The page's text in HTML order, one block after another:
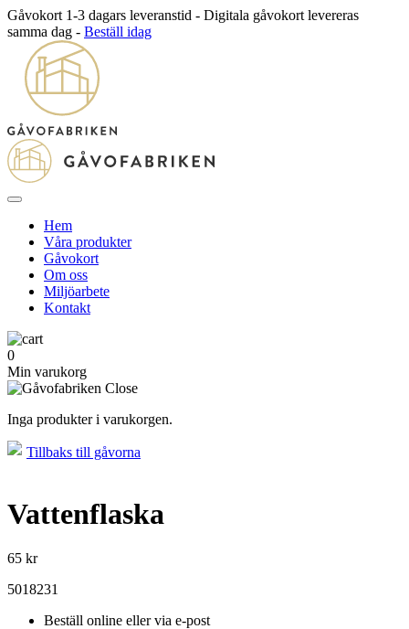
Gåvokort 1-3 dagars leveranstid - Digitala gåvokort levereras
samma dag - Beställ idag
Hem
Våra produkter
Gåvokort
Om oss
Miljöarbete
Kontakt
0
Min varukorg
Inga produkter i varukorgen.
Tillbaks till gåvorna
Vattenflaska
65 kr
5018231
Beställ online eller via e-post